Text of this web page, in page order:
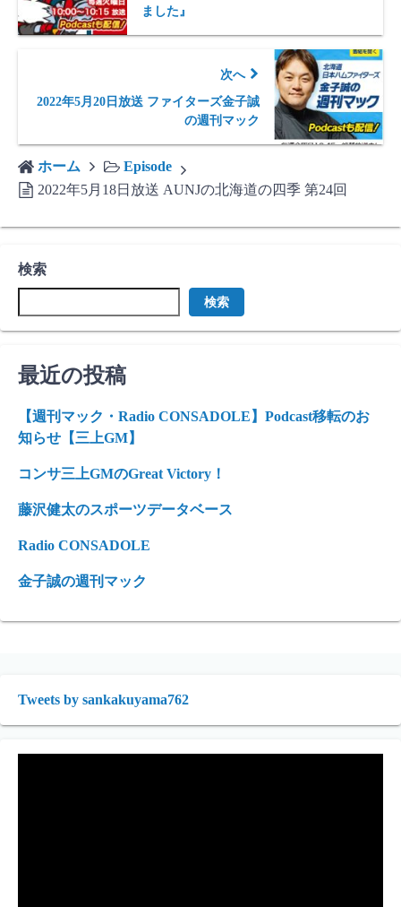
ました』
次へ
2022年5月20日放送 ファイターズ金子誠
の週刊マック
ホーム
Episode
2022年5月18日放送 AUNJの北海道の四季 第24回
検索
検索
最近の投稿
【週刊マック・Radio CONSADOLE】Podcast移転のお
知らせ【三上GM】
コンサ三上GMのGreat Victory！
藤沢健太のスポーツデータベース
Radio CONSADOLE
金子誠の週刊マック
Tweets by sankakuyama762